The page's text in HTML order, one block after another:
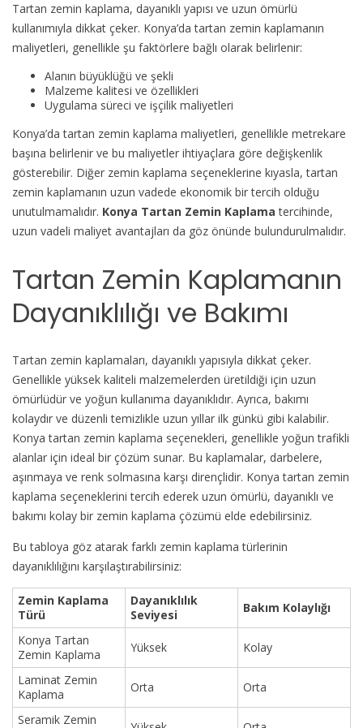
Tartan zemin kaplama, dayanıklı yapısı ve uzun ömürlü
kullanımıyla dikkat çeker. Konya’da tartan zemin kaplamanın
maliyetleri, genellikle şu faktörlere bağlı olarak belirlenir:
Alanın büyüklüğü ve şekli
Malzeme kalitesi ve özellikleri
Uygulama süreci ve işçilik maliyetleri
Konya’da tartan zemin kaplama maliyetleri, genellikle metrekare
başına belirlenir ve bu maliyetler ihtiyaçlara göre değişkenlik
gösterebilir. Diğer zemin kaplama seçeneklerine kıyasla, tartan
zemin kaplamanın uzun vadede ekonomik bir tercih olduğu
unutulmamalıdır. Konya Tartan Zemin Kaplama tercihinde,
uzun vadeli maliyet avantajları da göz önünde bulundurulmalıdır.
Tartan Zemin Kaplamanın
Dayanıklılığı ve Bakımı
Tartan zemin kaplamaları, dayanıklı yapısıyla dikkat çeker.
Genellikle yüksek kaliteli malzemelerden üretildiği için uzun
ömürlüdür ve yoğun kullanıma dayanıklıdır. Ayrıca, bakımı
kolaydır ve düzenli temizlikle uzun yıllar ilk günkü gibi kalabilir.
Konya tartan zemin kaplama seçenekleri, genellikle yoğun trafikli
alanlar için ideal bir çözüm sunar. Bu kaplamalar, darbelere,
aşınmaya ve renk solmasına karşı dirençlidir. Konya tartan zemin
kaplama seçeneklerini tercih ederek uzun ömürlü, dayanıklı ve
bakımı kolay bir zemin kaplama çözümü elde edebilirsiniz.
Bu tabloya göz atarak farklı zemin kaplama türlerinin
dayanıklılığını karşılaştırabilirsiniz:
Zemin Kaplama
Türü
Dayanıklılık
Seviyesi
Bakım Kolaylığı
Konya Tartan
Zemin Kaplama
Yüksek Kolay
Laminat Zemin
Kaplama
Orta Orta
Seramik Zemin